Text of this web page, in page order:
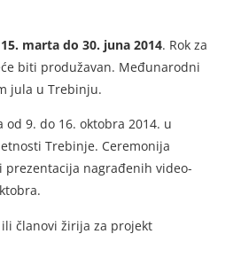
marta do 30. juna 2014. Rok za
biti produžavan. Međunarodni
jula u Trebinju.
9. do 16. oktobra 2014. u
Trebinje. Ceremonija
nagrađenih video-
članovi žirija za projekt